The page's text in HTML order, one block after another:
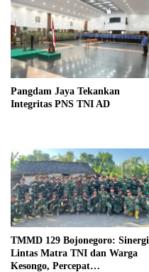
Pangdam Jaya Tekankan
Integritas PNS TNI AD
TMMD 129 Bojonegoro: Sinergi
Lintas Matra TNI dan Warga
Kesongo, Percepat